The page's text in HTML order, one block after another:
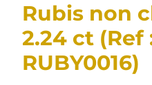
Rubis non
2.24 ct (Ref
RUBY0016)